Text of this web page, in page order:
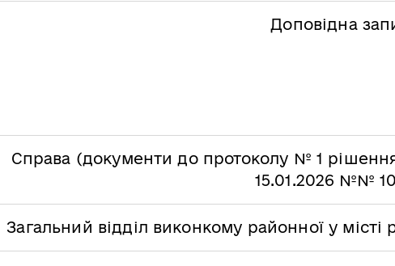
Доповідна
Справа (документи до протоколу № 1
15.01.2026 №№
Загальний відділ виконкому районної у місті